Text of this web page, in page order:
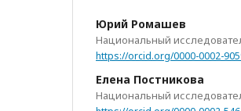
Юрий Ромашев
Национальный
https://orcid.org/0000-0002-
Елена Постникова
Национальный